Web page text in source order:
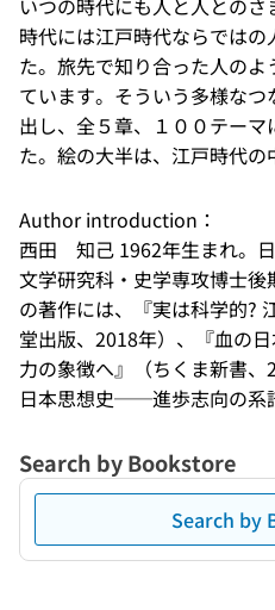
いつの時代にも人と人との
時代には江戸時代ならでは
た。旅先で知り合った人の
ています。そういう多様な
出し、全５章、１００テー
た。絵の大半は、江戸時代の
Author introduction：
西田　知己 1962年生まれ。
文学研究科・史学専攻博士
の著作には、『実は科学的?
堂出版、2018年）、『血の
力の象徴へ』（ちくま新書
日本思想史──進歩志向の系
Search by Bookstore
Search by